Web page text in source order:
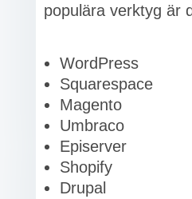
populära verktyg är
WordPress
Squarespace
Magento
Umbraco
Episerver
Shopify
Drupal